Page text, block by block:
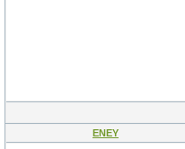
ENEY